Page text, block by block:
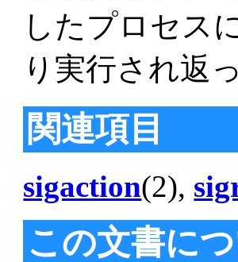
したプロセス
り実行され返
関連項目
sigaction(2),
この文書に